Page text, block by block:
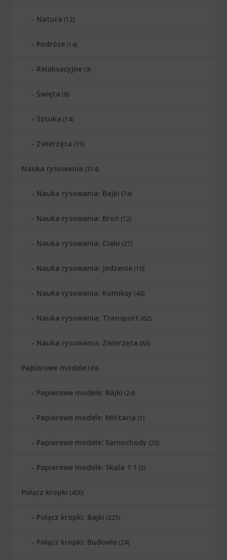
Natura (12)
Podróże (14)
Relaksacyjne (9)
Święta (8)
Sztuka (14)
Zwierzęta (15)
Nauka rysowania (314)
Nauka rysowania: Bajki (74)
Nauka rysowania: Broń (12)
Nauka rysowania: Ciało (27)
Nauka rysowania: Jedzenie (10)
Nauka rysowania: Komiksy (46)
Nauka rysowania: Transport (62)
Nauka rysowania: Zwierzęta (83)
Papierowe modele (49)
Papierowe modele: Bajki (24)
Papierowe modele: Militaria (1)
Papierowe modele: Samochody (23)
Papierowe modele: Skala 1:1 (2)
Połącz kropki (400)
Połącz kropki: Bajki (225)
Połącz kropki: Budowle (24)